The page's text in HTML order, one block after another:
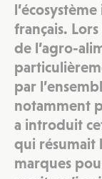
français.
de l’agro-
par
notamment
a introduit
qui résumait
marques